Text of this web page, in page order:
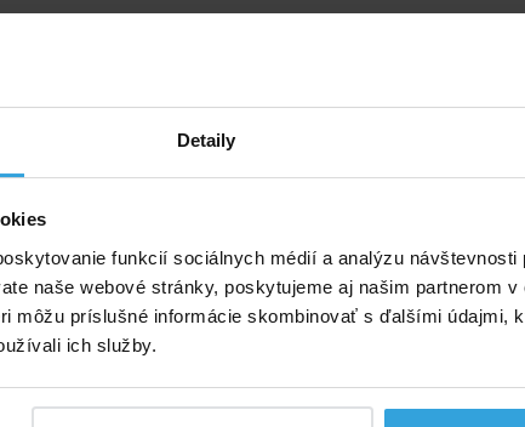
Detaily
funkcií sociálnych médií a analýzu
naše webové stránky, poskytujeme aj našim partnerom v
môžu príslušné informácie skombinovať s ďalšími údajmi,
ich služby.